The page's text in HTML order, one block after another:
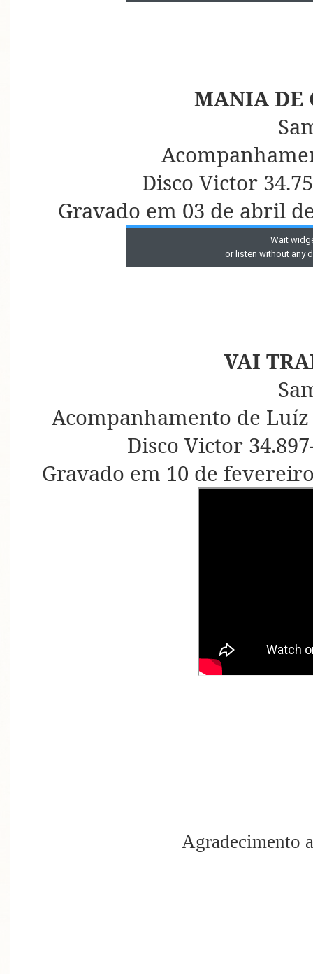
MANIA DE
Disco Victor
Gravado em 03 de abril
VAI
Acompanhamento de
Disco Victor
Gravado em 10 de
Agradecimento